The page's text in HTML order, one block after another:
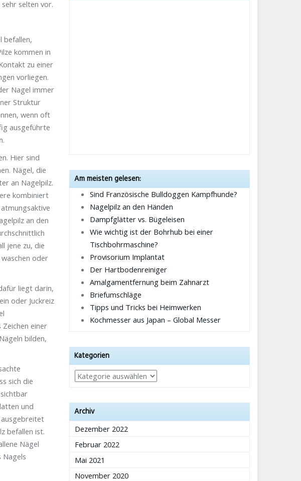
selten vor.
befallen,
kommen in
zu einer
vorliegen.
Nagel immer
Struktur
wenn oft
ausgeführte
Hier sind
Nägel, die
an Nagelpilz.
kombiniert
an den
jene zu, die
oder
liegt darin,
oder Juckreiz
einer
bilden,
sich die
und
befallen ist.
Nägel
Am meisten gelesen:
Sind Französische Bulldoggen Kampfhunde?
Nagelpilz an den Händen
Dampfglätter vs. Bügeleisen
Wie wichtig ist der Bohrhub bei einer
Tischbohrmaschine?
Provisorium Implantat
Der Hartbodenreiniger
Amalgamentfernung beim Zahnarzt
Briefumschläge
Tipps und Tricks bei Heimwerken
Kochmesser aus Japan – Global Messer
Kategorien
Kategorien
Archiv
Dezember 2022
Februar 2022
Mai 2021
November 2020